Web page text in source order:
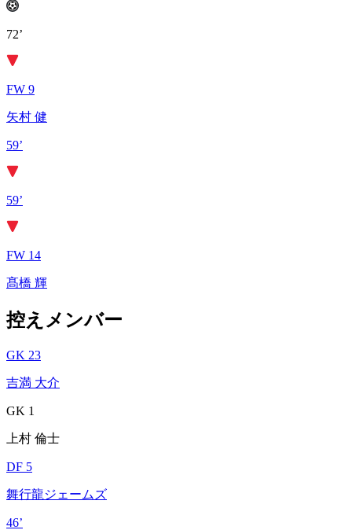
72’
FW 9
矢村 健
59’
59’
FW 14
髙橋 輝
控えメンバー
GK 23
吉満 大介
GK 1
上村 倫士
DF 5
舞行龍ジェームズ
46’